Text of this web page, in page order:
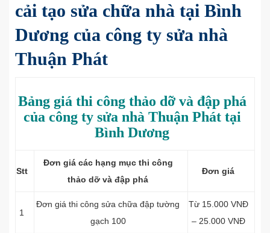
cải tạo sửa chữa nhà tại Bình
Dương của công ty sửa nhà
Thuận Phát
Bảng giá thi công thảo dỡ và đập phá
của công ty sửa nhà Thuận Phát tại
Bình Dương
Stt
Đơn giá các hạng mục thi công
thảo dỡ và đập phá
Đơn giá
1
Đơn giá thi công sửa chữa đập tường
gạch 100
Từ 15.000 VNĐ
– 25.000 VNĐ